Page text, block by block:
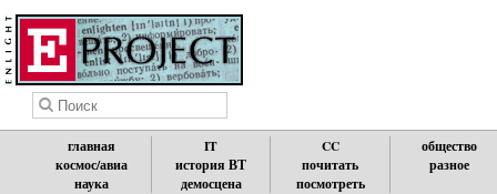
главная
космос/авиа
наука
IT
история ВТ
демосцена
CC
почитать
посмотреть
общество
разное